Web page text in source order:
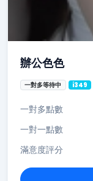
辦公色色
一對多等待中 i349
一對多點數
一對一點數
滿意度評分